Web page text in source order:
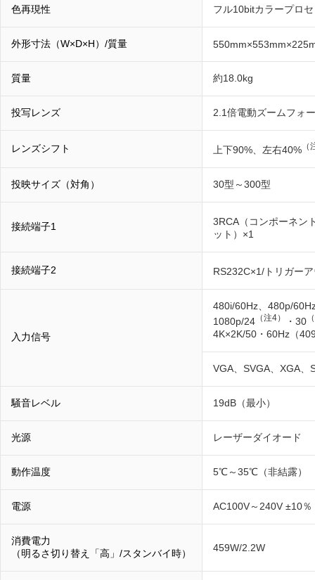
色再現性 フル10bitカラープロ
外形寸法（W×D×H）/質量
質量 約18.0kg
投写レンズ 2.1倍電動ズームフ
レンズシフト 上下90%、左右40%
投映サイズ（対角） 30型～300型
接続端子1
3RCA（コンポーネン
ット）×1
接続端子2 RS232C×1/トリガー
入力信号
480i/60Hz、480p/
1080p/24 （注4） ・30
4K×2K/50・60Hz（
VGA、SVGA、XGA、
騒音レベル 19dB（最小）
光源 レーザーダイオード
動作温度 5℃～35℃（非結露）
電源 AC100V～240V ±10
消費電力
（明るさ切り替え「高」/スタンバイ時）
459W/2.2W